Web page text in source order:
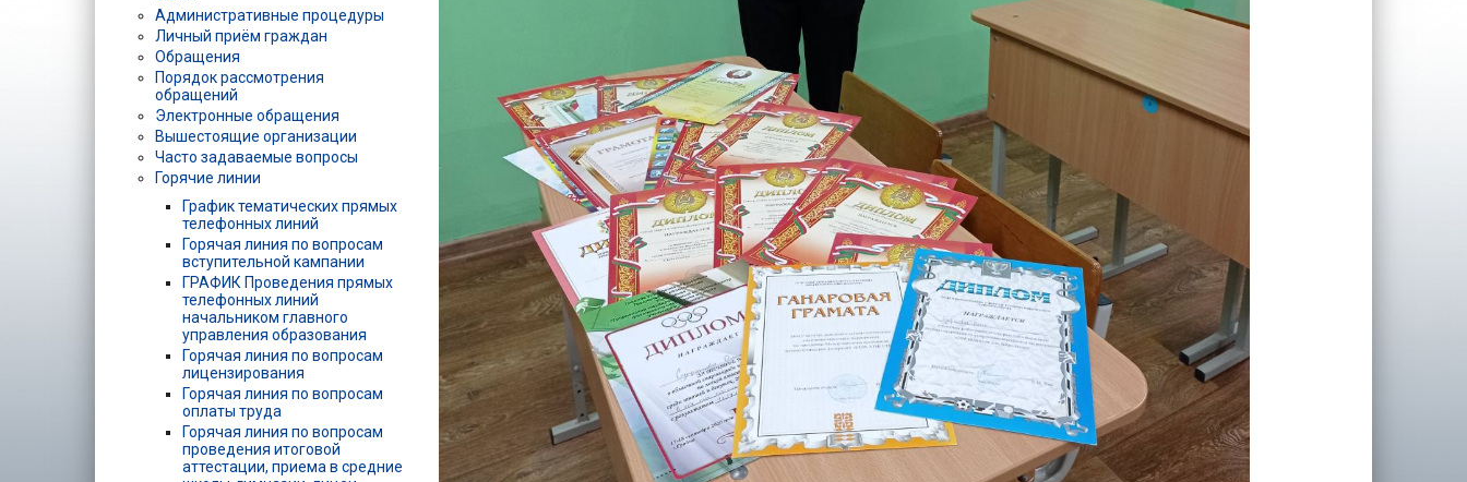
Административные процедуры
Личный приём граждан
Обращения
Порядок рассмотрения
обращений
Электронные обращения
Вышестоящие организации
Часто задаваемые вопросы
Горячие линии
График тематических прямых
телефонных линий
Горячая линия по вопросам
вступительной кампании
ГРАФИК Проведения прямых
телефонных линий
начальником главного
управления образования
Горячая линия по вопросам
лицензирования
Горячая линия по вопросам
оплаты труда
Горячая линия по вопросам
проведения итоговой
аттестации, приема в средние